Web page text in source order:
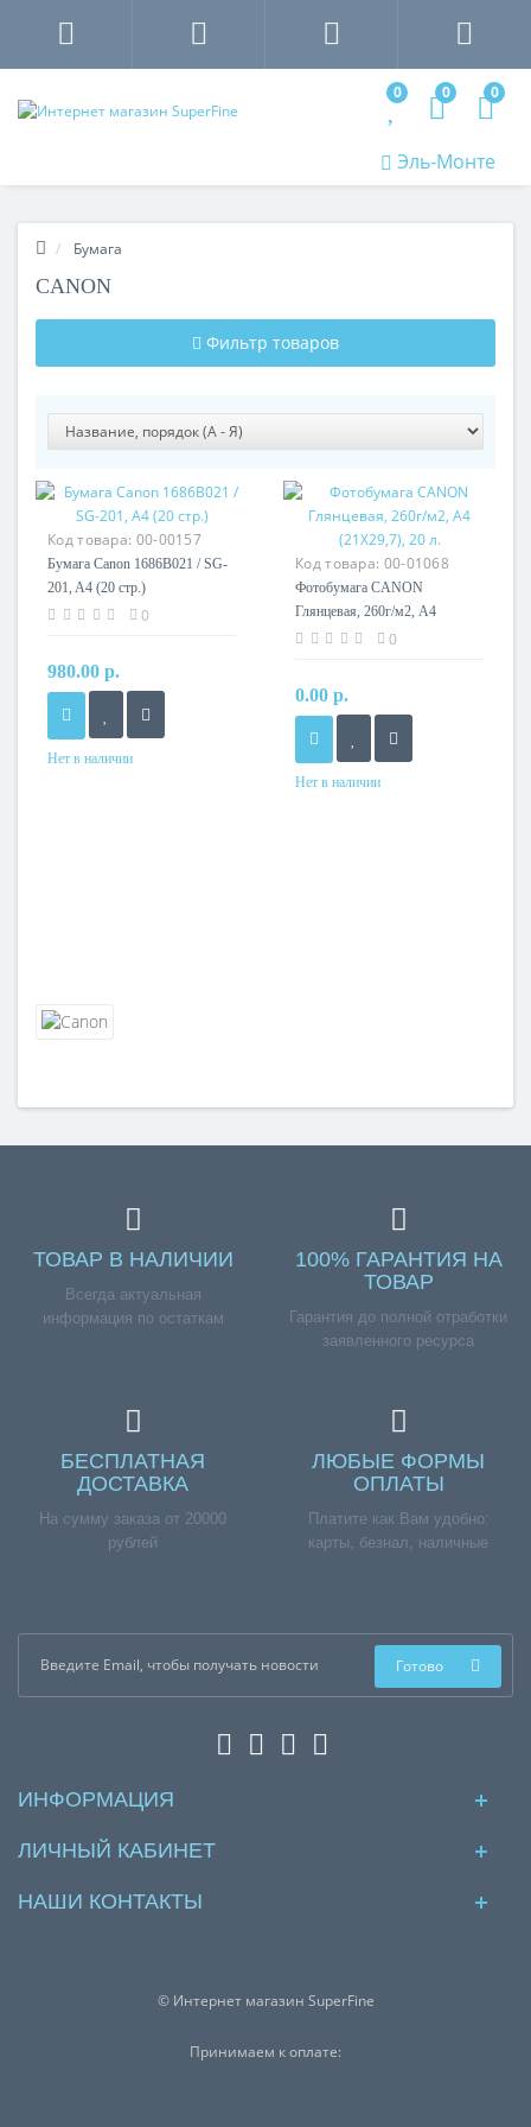
0 0 0
Эль-Монте
Бумага
CANON
Фильтр товаров
Код товара: 00-00157
Бумага Canon 1686B021 / SG-
201, A4 (20 стр.)
0
980.00 р.
Нет в наличии
Код товара: 00-01068
Фотобумага CANON
Глянцевая, 260г/м2, A4
(21X29,7), 20 л.0
0.00 р.
Нет в наличии
ТОВАР В НАЛИЧИИ
Всегда актуальная
информация по остаткам
100% ГАРАНТИЯ НА
ТОВАР
Гарантия до полной отработки
заявленного ресурса
БЕСПЛАТНАЯ
ДОСТАВКА
На сумму заказа от 20000
рублей
ЛЮБЫЕ ФОРМЫ
ОПЛАТЫ
Платите как Вам удобно:
карты, безнал, наличные
Готово
ИНФОРМАЦИЯ
ЛИЧНЫЙ КАБИНЕТ
НАШИ КОНТАКТЫ
© Интернет магазин SuperFine
Принимаем к оплате: